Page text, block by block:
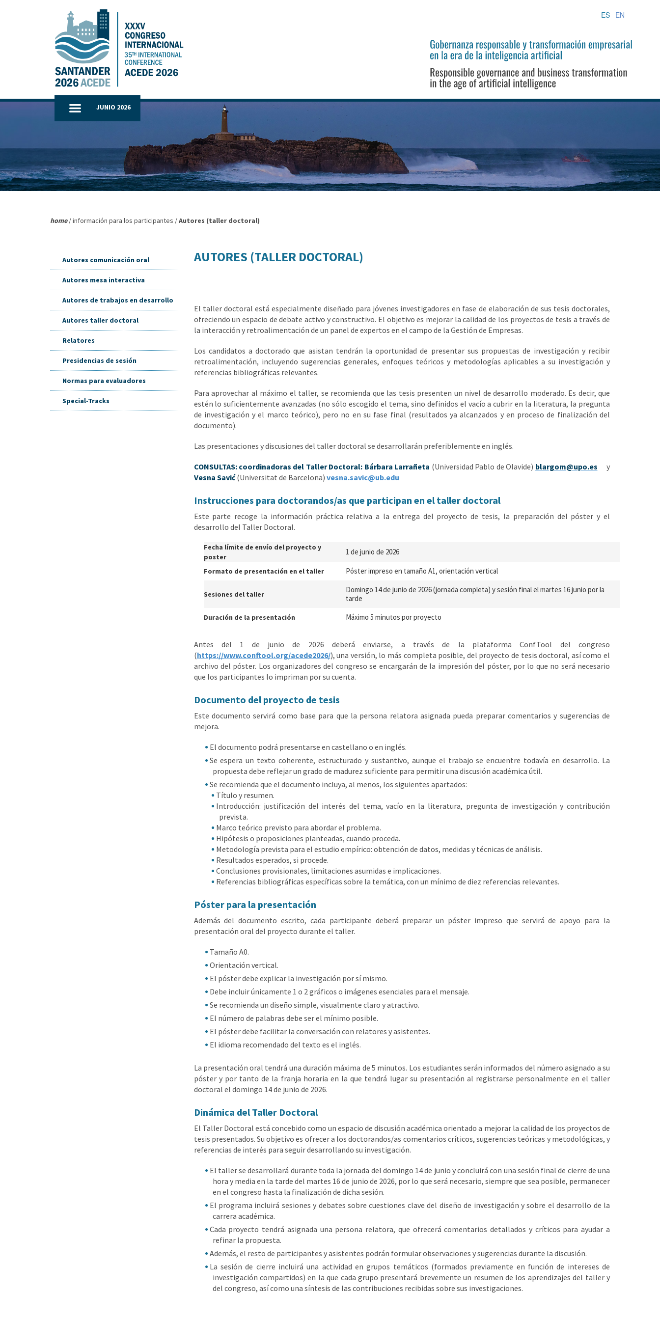
ES EN
JUNIO 2026
home/ información para los participantes /Autores (taller doctoral)
AUTORES (TALLER DOCTORAL)
El taller doctoral está especialmente diseñado para jóvenes investigadores en fase de elaboración de sus tesis doctorales,
ofreciendo un espacio de debate activo y constructivo. El objetivo es mejorar la calidad de los proyectos de tesis a través de
la interacción y retroalimentación de un panel de expertos en el campo de la Gestión de Empresas.
Los candidatos a doctorado que asistan tendrán la oportunidad de presentar sus propuestas de investigación y recibir
retroalimentación, incluyendo sugerencias generales, enfoques teóricos y metodologías aplicables a su investigación y
referencias bibliográficas relevantes.
Para aprovechar al máximo el taller, se recomienda que las tesis presenten un nivel de desarrollo moderado. Es decir, que
estén lo suficientemente avanzadas (no sólo escogido el tema, sino definidos el vacío a cubrir en la literatura, la pregunta
de investigación y el marco teórico), pero no en su fase final (resultados ya alcanzados y en proceso de finalización del
documento).
Las presentaciones y discusiones del taller doctoral se desarrollarán preferiblemente en inglés.
CONSULTAS: coordinadoras del Taller Doctoral: Bárbara Larrañeta (Universidad Pablo de Olavide) blargom@upo.es
y
Vesna Savić(Universitat de Barcelona) vesna.savic@ub.edu
Instrucciones para doctorandos/as que participan en el taller doctoral
Este parte recoge la información práctica relativa a la entrega del proyecto de tesis, la preparación del póster y el
desarrollo del Taller Doctoral.
Fecha límite de envío del proyecto y
poster
1 de junio de 2026
Formato de presentación en el taller Póster impreso en tamaño A1, orientación vertical
Sesiones del taller
Domingo 14 de junio de 2026 (jornada completa) y sesión final el martes 16 junio por la
tarde
Duración de la presentación Máximo 5 minutos por proyecto
Antes del 1 de junio de 2026 deberá enviarse, a través de la plataforma ConfTool del congreso
(https://www.conftool.org/acede2026/), una versión, lo más completa posible, del proyecto de tesis doctoral, así como el
archivo del póster. Los organizadores del congreso se encargarán de la impresión del póster, por lo que no será necesario
que los participantes lo impriman por su cuenta.
Documento del proyecto de tesis
Este documento servirá como base para que la persona relatora asignada pueda preparar comentarios y sugerencias de
mejora.
El documento podrá presentarse en castellano o en inglés.
Se espera un texto coherente, estructurado y sustantivo, aunque el trabajo se encuentre todavía en desarrollo. La
propuesta debe reflejar un grado de madurez suficiente para permitir una discusión académica útil.
Se recomienda que el documento incluya, al menos, los siguientes apartados:
Título y resumen.
Introducción: justificación del interés del tema, vacío en la literatura, pregunta de investigación y contribución
prevista.
Marco teórico previsto para abordar el problema.
Hipótesis o proposiciones planteadas, cuando proceda.
Metodología prevista para el estudio empírico: obtención de datos, medidas y técnicas de análisis.
Resultados esperados, si procede.
Conclusiones provisionales, limitaciones asumidas e implicaciones.
Referencias bibliográficas específicas sobre la temática, con un mínimo de diez referencias relevantes.
Póster para la presentación
Además del documento escrito, cada participante deberá preparar un póster impreso que servirá de apoyo para la
presentación oral del proyecto durante el taller.
Tamaño A0.
Orientación vertical.
El póster debe explicar la investigación por sí mismo.
Debe incluir únicamente 1 o 2 gráficos o imágenes esenciales para el mensaje.
Se recomienda un diseño simple, visualmente claro y atractivo.
El número de palabras debe ser el mínimo posible.
El póster debe facilitar la conversación con relatores y asistentes.
El idioma recomendado del texto es el inglés.
La presentación oral tendrá una duración máxima de 5 minutos. Los estudiantes serán informados del número asignado a su
póster y por tanto de la franja horaria en la que tendrá lugar su presentación al registrarse personalmente en el taller
doctoral el domingo 14 de junio de 2026.
Dinámica del Taller Doctoral
El Taller Doctoral está concebido como un espacio de discusión académica orientado a mejorar la calidad de los proyectos de
tesis presentados. Su objetivo es ofrecer a los doctorandos/as comentarios críticos, sugerencias teóricas y metodológicas, y
referencias de interés para seguir desarrollando su investigación.
El taller se desarrollará durante toda la jornada del domingo 14 de junio y concluirá con una sesión final de cierre de una
hora y media en la tarde del martes 16 de junio de 2026, por lo que será necesario, siempre que sea posible, permanecer
en el congreso hasta la finalización de dicha sesión.
El programa incluirá sesiones y debates sobre cuestiones clave del diseño de investigación y sobre el desarrollo de la
carrera académica.
Cada proyecto tendrá asignada una persona relatora, que ofrecerá comentarios detallados y críticos para ayudar a
refinar la propuesta.
Además, el resto de participantes y asistentes podrán formular observaciones y sugerencias durante la discusión.
La sesión de cierre incluirá una actividad en grupos temáticos (formados previamente en función de intereses de
investigación compartidos) en la que cada grupo presentará brevemente un resumen de los aprendizajes del taller y
del congreso, así como una síntesis de las contribuciones recibidas sobre sus investigaciones.
Autores comunicación oral
Autores mesa interactiva
Autores de trabajos en desarrollo
Autores taller doctoral
Relatores
Presidencias de sesión
Normas para evaluadores
Special-Tracks